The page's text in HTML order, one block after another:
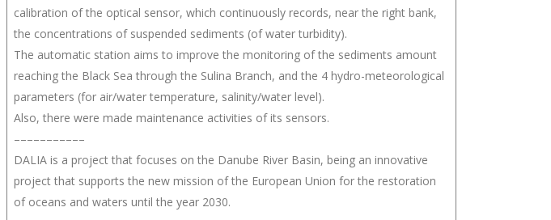
calibration of the optical sensor, which continuously records, near the right bank,
the concentrations of suspended sediments (of water turbidity).
The automatic station aims to improve the monitoring of the sediments amount
reaching the Black Sea through the Sulina Branch, and the 4 hydro-meteorological
parameters (for air/water temperature, salinity/water level).
Also, there were made maintenance activities of its sensors.
–––––––––––
DALIA is a project that focuses on the Danube River Basin, being an innovative
project that supports the new mission of the European Union for the restoration
of oceans and waters until the year 2030.